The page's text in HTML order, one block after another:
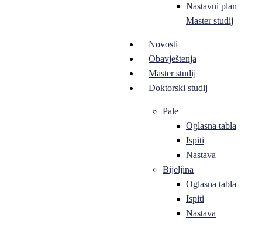
Nastavni plan
Master studij
Novosti
Obavještenja
Master studij
Doktorski studij
Pale
Oglasna tabla
Ispiti
Nastava
Bijeljina
Oglasna tabla
Ispiti
Nastava